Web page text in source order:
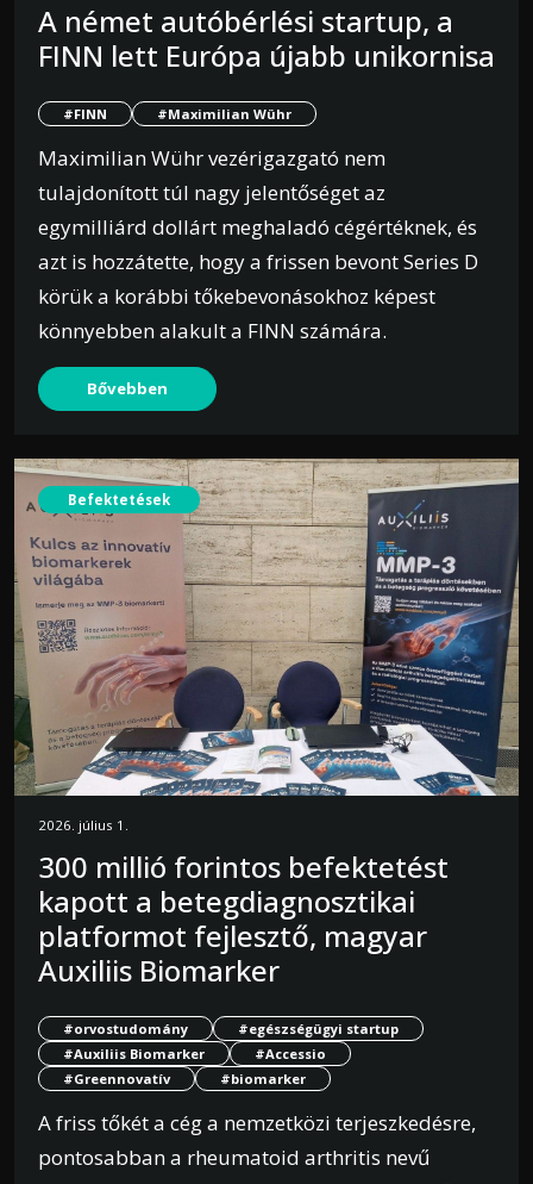
A német autóbérlési startup, a
FINN lett Európa újabb unikornisa
#FINN #Maximilian Wühr
Maximilian Wühr vezérigazgató nem
tulajdonított túl nagy jelentőséget az
egymilliárd dollárt meghaladó cégértéknek, és
azt is hozzátette, hogy a frissen bevont Series D
körük a korábbi tőkebevonásokhoz képest
könnyebben alakult a FINN számára.
Bővebben
Befektetések
2026. július 1.
300 millió forintos befektetést
kapott a betegdiagnosztikai
platformot fejlesztő, magyar
Auxiliis Biomarker
#orvostudomány
#egészségügyi startup
#Auxiliis Biomarker
#Accessio
#Greennovatív
#biomarker
A friss tőkét a cég a nemzetközi terjeszkedésre,
pontosabban a rheumatoid arthritis nevű